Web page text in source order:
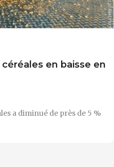
en baisse en
a diminué de près de 5 %